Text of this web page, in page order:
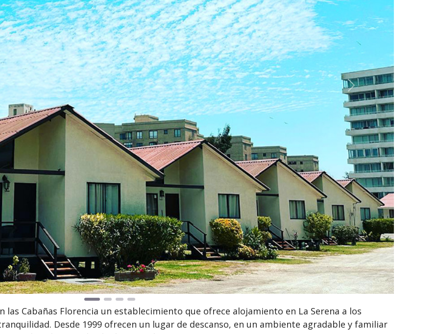
Siguiente
las Cabañas Florencia un establecimiento que ofrece alojamiento en La Serena a los
Desde 1999 ofrecen un lugar de descanso, en un ambiente agradable y familiar